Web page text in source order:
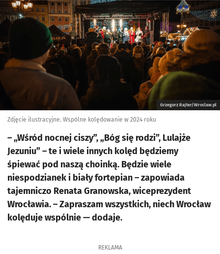
Kliknij, aby powiększyć
Grzegorz Rajter/Wroclaw.pl
Zdjęcie ilustracyjne. Wspólne kolędowanie w 2024 roku
– „Wśród nocnej ciszy”, „Bóg się rodzi”, Lulajże
Jezuniu” – te i wiele innych kolęd będziemy
śpiewać pod naszą choinką. Będzie wiele
niespodzianek i biały fortepian – zapowiada
tajemniczo Renata Granowska, wiceprezydent
Wrocławia. – Zapraszam wszystkich, niech Wrocław
kolęduje wspólnie — dodaje.
REKLAMA